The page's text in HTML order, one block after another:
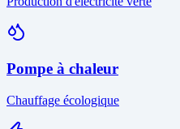
Pompe à chaleur
Chauffage écologique